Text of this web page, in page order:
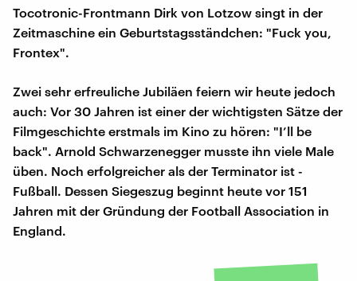
Tocotronic-Frontmann Dirk von Lotzow singt in der
Zeitmaschine ein Geburtstagsständchen: "Fuck you,
Frontex".
Zwei sehr erfreuliche Jubiläen feiern wir heute jedoch
auch: Vor 30 Jahren ist einer der wichtigsten Sätze der
Filmgeschichte erstmals im Kino zu hören: "I’ll be
back". Arnold Schwarzenegger musste ihn viele Male
üben. Noch erfolgreicher als der Terminator ist -
Fußball. Dessen Siegeszug beginnt heute vor 151
Jahren mit der Gründung der Football Association in
England.